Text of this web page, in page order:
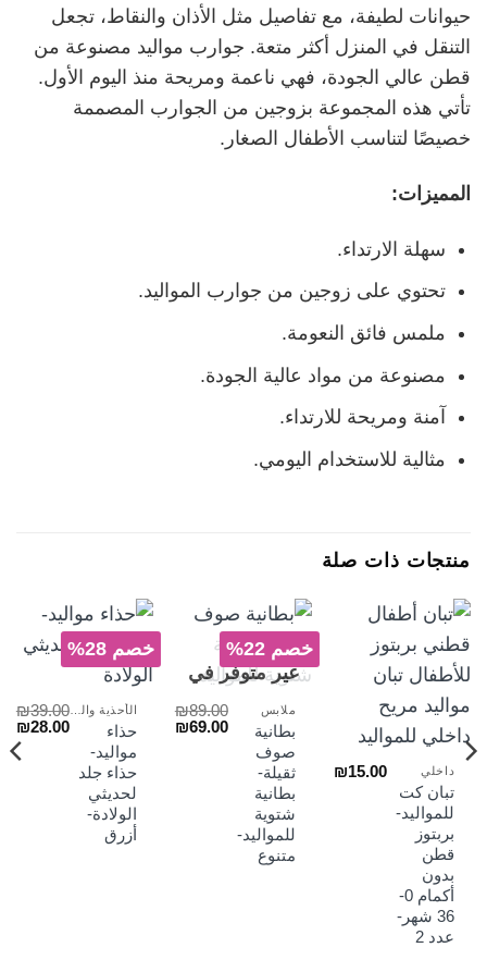
حيوانات لطيفة، مع تفاصيل مثل الأذان والنقاط، تجعل
التنقل في المنزل أكثر متعة. جوارب مواليد مصنوعة من
قطن عالي الجودة، فهي ناعمة ومريحة منذ اليوم الأول.
تأتي هذه المجموعة بزوجين من الجوارب المصممة
خصيصًا لتناسب الأطفال الصغار.
المميزات:
سهلة الارتداء.
تحتوي على زوجين من جوارب المواليد.
ملمس فائق النعومة.
مصنوعة من مواد عالية الجودة.
آمنة ومريحة للارتداء.
مثالية للاستخدام اليومي.
منتجات ذات صلة
داخلي
تبان كت
للمواليد-
بربتوز
قطن
بدون
أكمام 0-
36 شهر-
عدد 2
₪15.00
خصم 22%
غير متوفر في
المخزونملابس
بطانية
صوف
ثقيلة-
بطانية
شتوية
للمواليد-
متنوع
₪89.00
السعر₪69.00
الحالي
خصم 28%
الأحذية والجرابات
حذاء
مواليد-
حذاء جلد
لحديثي
الولادة-
أزرق
₪39.00
السعر₪28.00